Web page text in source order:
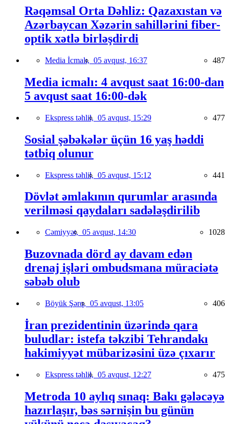
Rəqəmsal Orta Dəhliz: Qazaxıstan və
Azərbaycan Xəzərin sahillərini fiber-
optik xətlə birləşdirdi
Media İcmalı, 05 avqust, 16:37 487
Media icmalı: 4 avqust saat 16:00-dan
5 avqust saat 16:00-dək
Ekspress təhlil, 05 avqust, 15:29 477
Sosial şəbəkələr üçün 16 yaş həddi
tətbiq olunur
Ekspress təhlil, 05 avqust, 15:12 441
Dövlət əmlakının qurumlar arasında
verilməsi qaydaları sadələşdirilib
Cəmiyyət, 05 avqust, 14:30 1028
Buzovnada dörd ay davam edən
drenaj işləri ombudsmana müraciətə
səbəb olub
Böyük Şərq, 05 avqust, 13:05 406
İran prezidentinin üzərində qara
buludlar: istefa təkzibi Tehrandakı
hakimiyyət mübarizəsini üzə çıxarır
Ekspress təhlil, 05 avqust, 12:27 475
Metroda 10 aylıq sınaq: Bakı gələcəyə
hazırlaşır, bəs sərnişin bu günün